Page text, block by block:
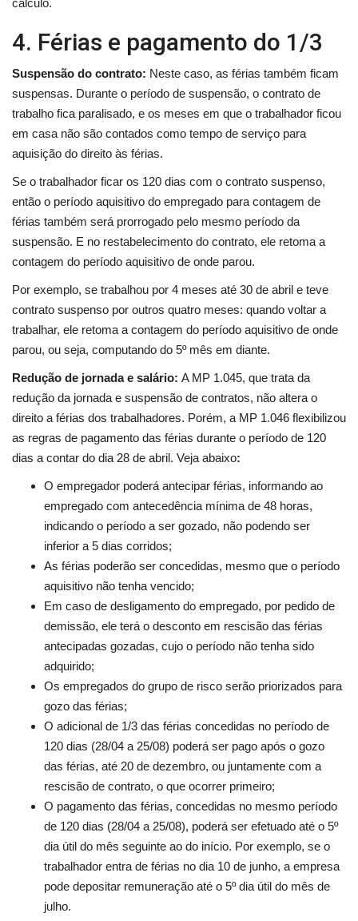
4. Férias e pagamento do 1/3
Suspensão do contrato: Neste caso, as férias também ficam
suspensas. Durante o período de suspensão, o contrato de
trabalho fica paralisado, e os meses em que o trabalhador ficou
em casa não são contados como tempo de serviço para
aquisição do direito às férias.
Se o trabalhador ficar os 120 dias com o contrato suspenso,
então o período aquisitivo do empregado para contagem de
férias também será prorrogado pelo mesmo período da
suspensão. E no restabelecimento do contrato, ele retoma a
contagem do período aquisitivo de onde parou.
Por exemplo, se trabalhou por 4 meses até 30 de abril e teve
contrato suspenso por outros quatro meses: quando voltar a
trabalhar, ele retoma a contagem do período aquisitivo de onde
parou, ou seja, computando do 5º mês em diante.
Redução de jornada e salário: A MP 1.045, que trata da
redução da jornada e suspensão de contratos, não altera o
direito a férias dos trabalhadores. Porém, a MP 1.046 flexibilizou
as regras de pagamento das férias durante o período de 120
dias a contar do dia 28 de abril. Veja abaixo:
O empregador poderá antecipar férias, informando ao
empregado com antecedência mínima de 48 horas,
indicando o período a ser gozado, não podendo ser
inferior a 5 dias corridos;
As férias poderão ser concedidas, mesmo que o período
aquisitivo não tenha vencido;
Em caso de desligamento do empregado, por pedido de
demissão, ele terá o desconto em rescisão das férias
antecipadas gozadas, cujo o período não tenha sido
adquirido;
Os empregados do grupo de risco serão priorizados para
gozo das férias;
O adicional de 1/3 das férias concedidas no período de
120 dias (28/04 a 25/08) poderá ser pago após o gozo
das férias, até 20 de dezembro, ou juntamente com a
rescisão de contrato, o que ocorrer primeiro;
O pagamento das férias, concedidas no mesmo período
de 120 dias (28/04 a 25/08), poderá ser efetuado até o 5º
dia útil do mês seguinte ao do início. Por exemplo, se o
trabalhador entra de férias no dia 10 de junho, a empresa
pode depositar remuneração até o 5º dia útil do mês de
julho.